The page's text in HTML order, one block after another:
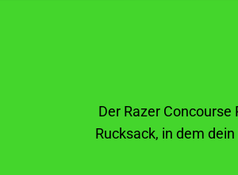
Der Razer
Rucksack, in dem